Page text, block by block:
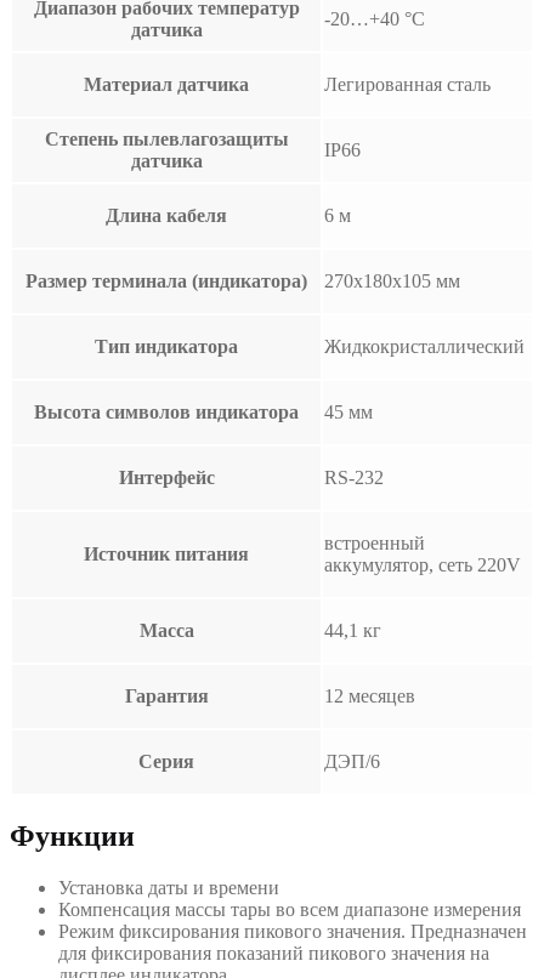
Диапазон рабочих температур
датчика
-20…+40 °С
Материал датчика Легированная сталь
Степень пылевлагозащиты
датчика
IP66
Длина кабеля 6 м
Размер терминала (индикатора) 270x180x105 мм
Тип индикатора Жидкокристаллический
Высота символов индикатора 45 мм
Интерфейс RS-232
Источник питания
встроенный
аккумулятор, сеть 220V
Масса 44,1 кг
Гарантия 12 месяцев
Серия ДЭП/6
Функции
Установка даты и времени
Компенсация массы тары во всем диапазоне измерения
Режим фиксирования пикового значения. Предназначен
для фиксирования показаний пикового значения на